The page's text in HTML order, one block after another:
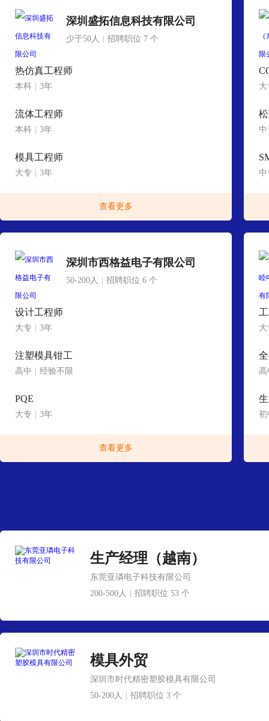
深圳盛拓信息科技有限公司
少于50人 招聘职位 7 个
热仿真工程师
本科 3年
流体工程师
本科 3年
模具工程师
大专 3年
查看更多
大
中
中
深圳市西格益电子有限公司
50-200人 招聘职位 6 个
设计工程师
大专 3年
注塑模具钳工
高中 经验不限
PQE
大专 3年
查看更多
大
高
初
生产经理（越南）
东莞亚璘电子科技有限公司
200-500人
招聘职位 53 个
模具外贸
深圳市时代精密塑胶模具有限公司
50-200人
招聘职位 3 个